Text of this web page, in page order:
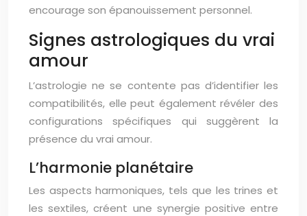
encourage son épanouissement personnel.
Signes astrologiques du vrai
amour
L’astrologie ne se contente pas d’identifier les
compatibilités, elle peut également révéler des
configurations spécifiques qui suggèrent la
présence du vrai amour.
L’harmonie planétaire
Les aspects harmoniques, tels que les trines et
les sextiles, créent une synergie positive entre